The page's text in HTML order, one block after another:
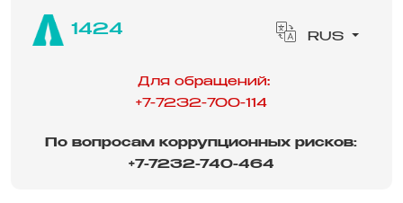
1424 RUS
Для обращений:
+7-7232-700-114
По вопросам коррупционных рисков:
+7-7232-740-464